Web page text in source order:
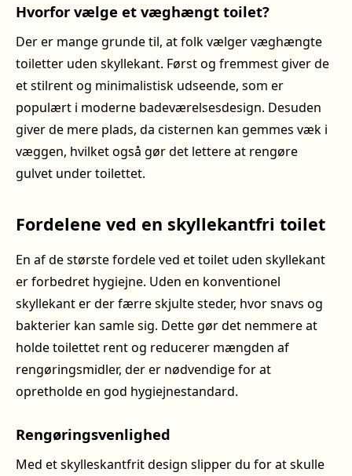
Hvorfor vælge et væghængt toilet?
Der er mange grunde til, at folk vælger væghængte
toiletter uden skyllekant. Først og fremmest giver de
et stilrent og minimalistisk udseende, som er
populært i moderne badeværelsesdesign. Desuden
giver de mere plads, da cisternen kan gemmes væk i
væggen, hvilket også gør det lettere at rengøre
gulvet under toilettet.
Fordelene ved en skyllekantfri toilet
En af de største fordele ved et toilet uden skyllekant
er forbedret hygiejne. Uden en konventionel
skyllekant er der færre skjulte steder, hvor snavs og
bakterier kan samle sig. Dette gør det nemmere at
holde toilettet rent og reducerer mængden af
rengøringsmidler, der er nødvendige for at
opretholde en god hygiejnestandard.
Rengøringsvenlighed
Med et skylleskantfrit design slipper du for at skulle